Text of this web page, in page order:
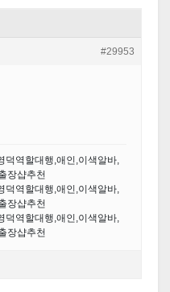
#29953
역할대행,애인,이색알바,
장샵추천
역할대행,애인,이색알바,
장샵추천
역할대행,애인,이색알바,
장샵추천